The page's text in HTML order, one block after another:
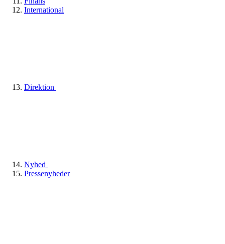
International
Direktion
Nyhed
Pressenyheder